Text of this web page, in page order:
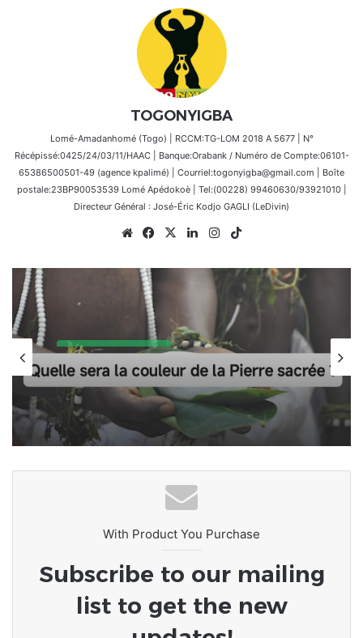
TOGONYIGBA
Lomé-Amadanhomé (Togo) | RCCM:TG-LOM 2018 A 5677 | N°
Récépissé:0425/24/03/11/HAAC | Banque:Orabank / Numéro de Compte:06101-
65386500501-49 (agence kpalimé) | Courriel:togonyigba@gmail.com | Boîte
postale:23BP90053539 Lomé Apédokoè | Tel:(00228) 99460630/93921010 |
Directeur Général : José-Éric Kodjo GAGLI (LeDivin)
WebsiteFacebook
X LinkedinInstagram
Culture et tradition
17 septembre 2025
Togo • Rite ancestrale chez les Guin-
Mina | Épé-Ékpé : prise de la Pierre
sacrée.
With Product You Purchase
Subscribe to our mailing
list to get the new